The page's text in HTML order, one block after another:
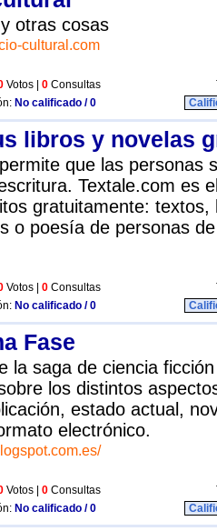
otras cosas
cultural.com
Votos | 0 Consultas
No calificado / 0
libros y novelas
que las personas
Textale.com es
gratuitamente:
o poesía de personas
Votos | 0 Consultas
No calificado / 0
Fase
la saga de ciencia
los distintos
estado actual,
electrónico.
Votos | 0 Consultas
No calificado / 0